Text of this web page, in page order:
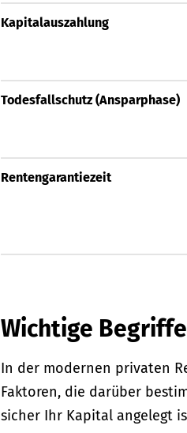
Kapitalauszahlung
Todesfallschutz (Ansparphase)
Rentengarantiezeit
Wichtige
In der modernen privaten
Faktoren, die darüber
sicher Ihr Kapital angelegt